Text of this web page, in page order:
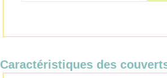
Caractéristiques des